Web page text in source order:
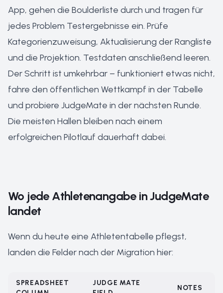
App, gehen die Boulderliste durch und tragen für
jedes Problem Testergebnisse ein. Prüfe
Kategorienzuweisung, Aktualisierung der Rangliste
und die Projektion. Testdaten anschließend leeren.
Der Schritt ist umkehrbar – funktioniert etwas nicht,
fahre den öffentlichen Wettkampf in der Tabelle
und probiere JudgeMate in der nächsten Runde.
Die meisten Hallen bleiben nach einem
erfolgreichen Pilotlauf dauerhaft dabei.
Wo jede Athletenangabe in JudgeMate
landet
Wenn du heute eine Athletentabelle pflegst,
landen die Felder nach der Migration hier:
SPREADSHEET
JUDGE MATE
NOTES